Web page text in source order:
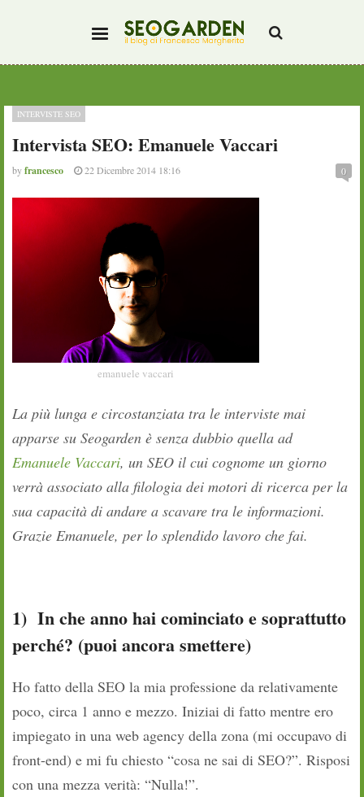
Intervista SEO: Emanuele Vaccari
INTERVISTE SEO
byfrancesco 22 Dicembre 2014 18:16 0
emanuele vaccari
La più lunga e circostanziata tra le interviste mai
apparse su Seogarden è senza dubbio quella ad
Emanuele Vaccari, un SEO il cui cognome un giorno
verrà associato alla filologia dei motori di ricerca per la
sua capacità di andare a scavare tra le informazioni.
Grazie Emanuele, per lo splendido lavoro che fai.
1) In che anno hai cominciato e soprattutto
perché? (puoi ancora smettere)
Ho fatto della SEO la mia professione da relativamente
poco, circa 1 anno e mezzo. Iniziai di fatto mentre ero
impiegato in una web agency della zona (mi occupavo di
front-end) e mi fu chiesto “cosa ne sai di SEO?”. Risposi
con una mezza verità: “Nulla!”.